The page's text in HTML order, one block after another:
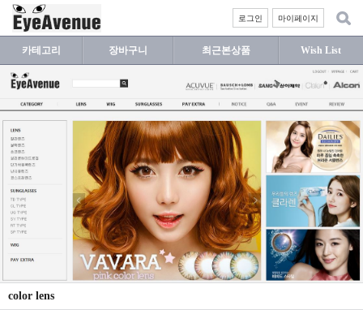
마이페이지
로그인
카테고리 장바구니 최근본상품 Wish List
color lens